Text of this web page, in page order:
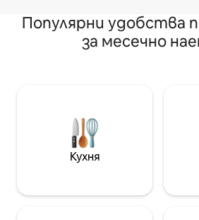
Популярни удобства
за месечно
Кухня